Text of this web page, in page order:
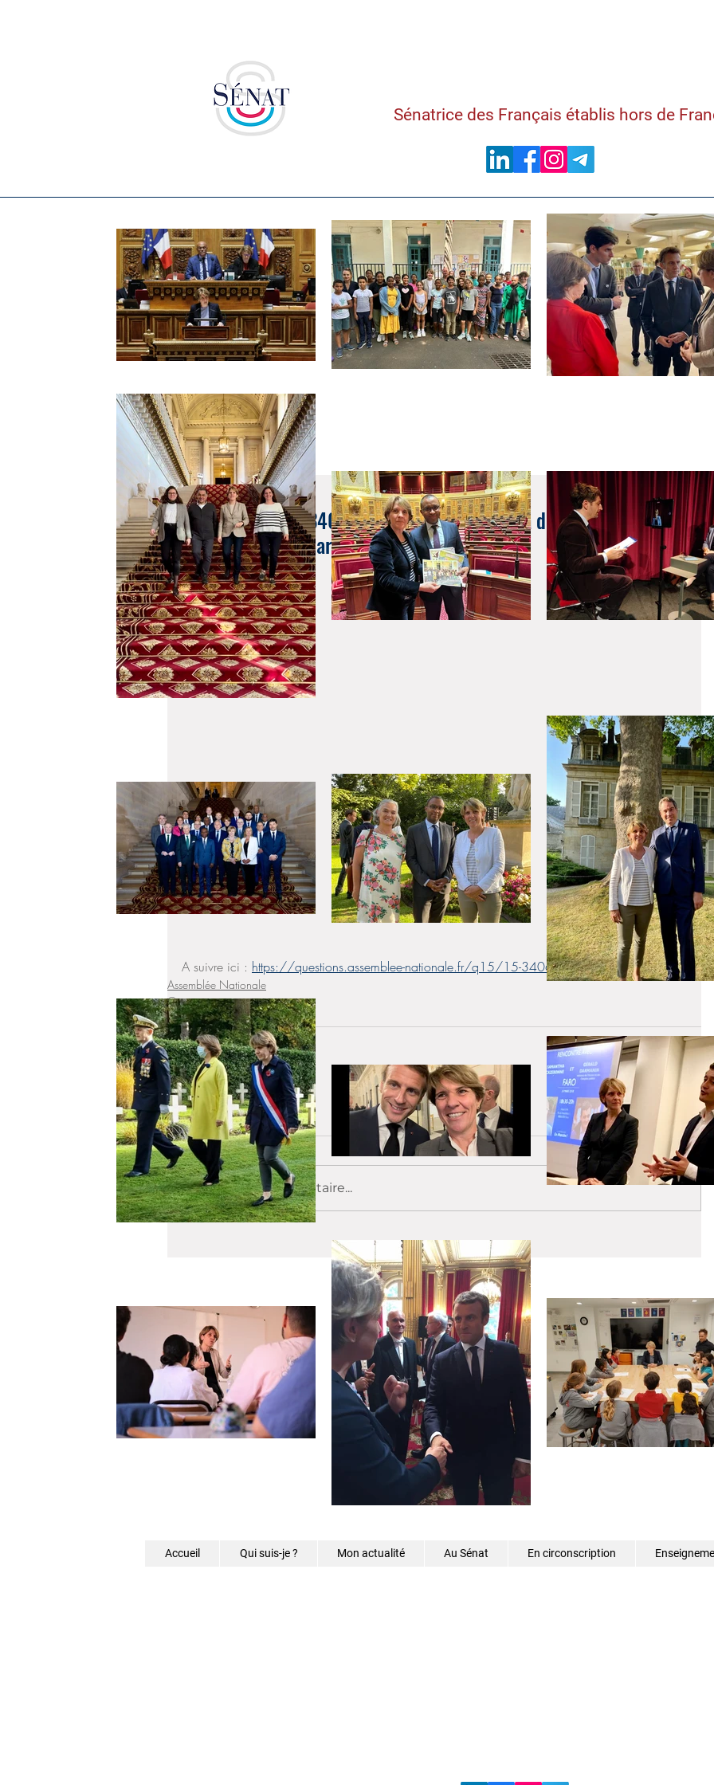
Sénatrice des Français établis hors de
Question écrite n°34066 : Liste positive pour la détention d'animaux
sauvages chez les particuliers
24 nov. 2020
A suivre ici : https://questions.assemblee-nationale.fr/q15/15-34066QE.htm
Assemblée Nationale
Circonscription
Condition animale
Commentaires
Rédigez un commentaire...
Accueil Qui suis-je ? Mon actualité Au Sénat En circonscription